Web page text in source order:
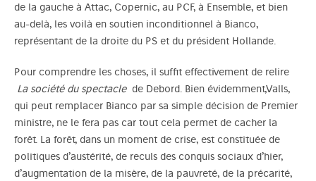
de la gauche à Attac, Copernic, au PCF, à Ensemble, et bien
au-delà, les voilà en soutien inconditionnel à Bianco,
représentant de la droite du PS et du président Hollande.
Pour comprendre les choses, il suffit effectivement de relire
La société du spectaclede Debord. Bien évidemment,Valls,
qui peut remplacer Bianco par sa simple décision de Premier
ministre, ne le fera pas car tout cela permet de cacher la
forêt. La forêt, dans un moment de crise, est constituée de
politiques d’austérité, de reculs des conquis sociaux d’hier,
d’augmentation de la misère, de la pauvreté, de la précarité,